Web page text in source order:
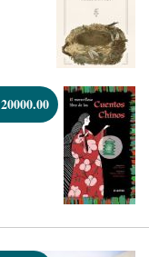
20000.00